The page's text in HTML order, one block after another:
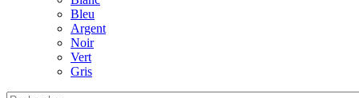
Bleu
Argent
Noir
Vert
Gris